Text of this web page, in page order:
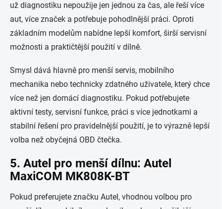
už diagnostiku nepoužije jen jednou za čas, ale řeší více
aut, více značek a potřebuje pohodlnější práci. Oproti
základním modelům nabídne lepší komfort, širší servisní
možnosti a praktičtější použití v dílně.
Smysl dává hlavně pro menší servis, mobilního
mechanika nebo technicky zdatného uživatele, který chce
více než jen domácí diagnostiku. Pokud potřebujete
aktivní testy, servisní funkce, práci s více jednotkami a
stabilní řešení pro pravidelnější použití, je to výrazně lepší
volba než obyčejná OBD čtečka.
5. Autel pro menší dílnu: Autel
MaxiCOM MK808K-BT
Pokud preferujete značku Autel, vhodnou volbou pro